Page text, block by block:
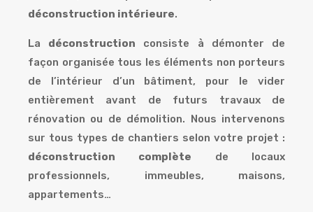
déconstruction intérieure.
La déconstruction consiste à démonter de
façon organisée tous les éléments non porteurs
de l’intérieur d’un bâtiment, pour le vider
entièrement avant de futurs travaux de
rénovation ou de démolition. Nous intervenons
sur tous types de chantiers selon votre projet :
déconstruction complète de locaux
professionnels, immeubles, maisons,
appartements…